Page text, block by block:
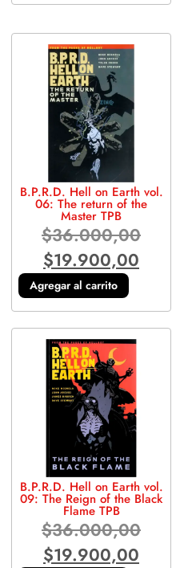
B.P.R.D. Hell on Earth vol.
06: The return of the
Master TPB
$36.000,00
$19.900,00
Agregar al carrito
B.P.R.D. Hell on Earth vol.
09: The Reign of the Black
Flame TPB
$36.000,00
$19.900,00